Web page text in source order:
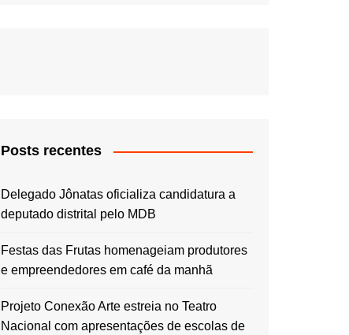
Posts recentes
Delegado Jônatas oficializa candidatura a
deputado distrital pelo MDB
Festas das Frutas homenageiam produtores
e empreendedores em café da manhã
Projeto Conexão Arte estreia no Teatro
Nacional com apresentações de escolas de